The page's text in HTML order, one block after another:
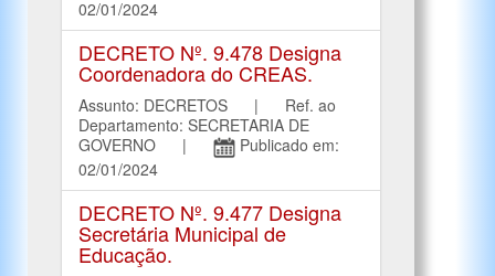
02/01/2024
DECRETO Nº. 9.478 Designa
Coordenadora do CREAS.
Assunto: DECRETOS | Ref. ao
Departamento: SECRETARIA DE
GOVERNO |
Publicado em:
02/01/2024
DECRETO Nº. 9.477 Designa
Secretária Municipal de
Educação.